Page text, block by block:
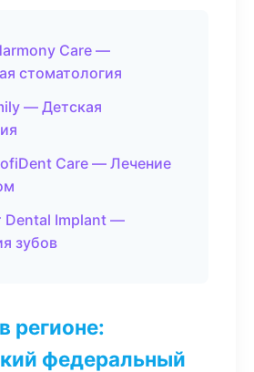
Care —
стоматология
— Детская
Care — Лечение
Dental Implant —
зубов
регионе:
федеральный